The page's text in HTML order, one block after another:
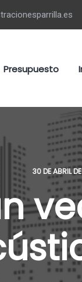
Presupuesto
30 DE ABRIL